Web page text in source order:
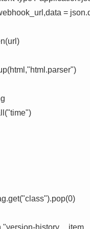
=
tag.get("class").pop(0)
in "version-